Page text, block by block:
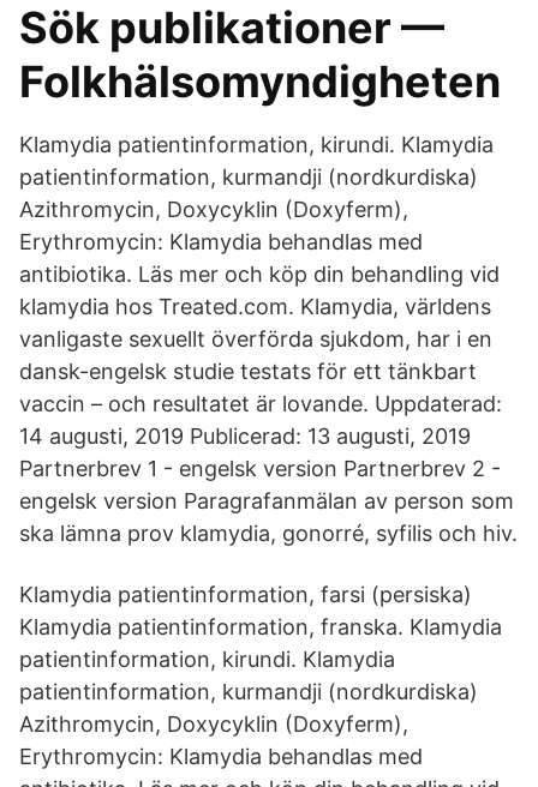
Sök publikationer —
Folkhälsomyndigheten
Klamydia patientinformation, kirundi. Klamydia
patientinformation, kurmandji (nordkurdiska)
Azithromycin, Doxycyklin (Doxyferm),
Erythromycin: Klamydia behandlas med
antibiotika. Läs mer och köp din behandling vid
klamydia hos Treated.com. Klamydia, världens
vanligaste sexuellt överförda sjukdom, har i en
dansk-engelsk studie testats för ett tänkbart
vaccin – och resultatet är lovande. Uppdaterad:
14 augusti, 2019 Publicerad: 13 augusti, 2019
Partnerbrev 1 - engelsk version Partnerbrev 2 -
engelsk version Paragrafanmälan av person som
ska lämna prov klamydia, gonorré, syfilis och hiv.
Klamydia patientinformation, farsi (persiska)
Klamydia patientinformation, franska. Klamydia
patientinformation, kirundi. Klamydia
patientinformation, kurmandji (nordkurdiska)
Azithromycin, Doxycyklin (Doxyferm),
Erythromycin: Klamydia behandlas med